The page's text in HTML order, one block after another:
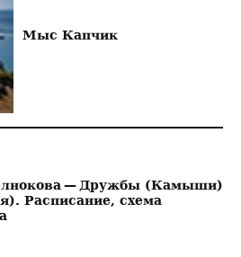
Мыс Капчик
— Дружбы (Камыши)
Расписание, схема